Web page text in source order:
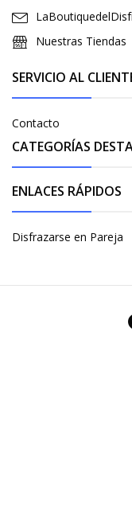
Nuestras Tiendas
SERVICIO AL
Contacto
CATEGORÍAS
ENLACES RÁPIDOS
Disfrazarse en Pareja